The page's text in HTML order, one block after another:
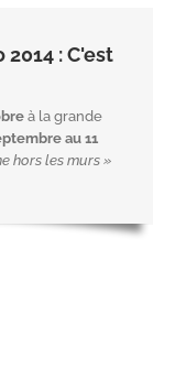
: C'est
à la grande
au 11
hors les murs »